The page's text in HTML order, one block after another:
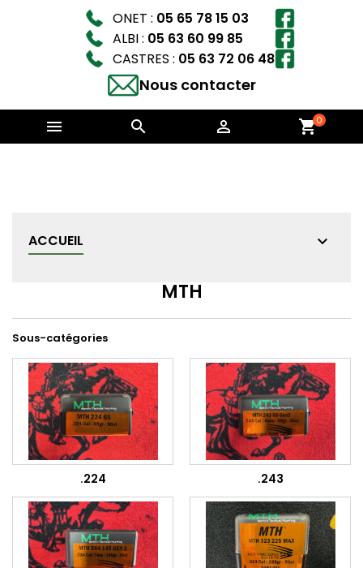
ONET : 05 65 78 15 03
ALBI : 05 63 60 99 85
CASTRES : 05 63 72 06 48
Nous contacter
   shopping_cart0
ACCUEIL
MTH
Sous-catégories
.224 .243